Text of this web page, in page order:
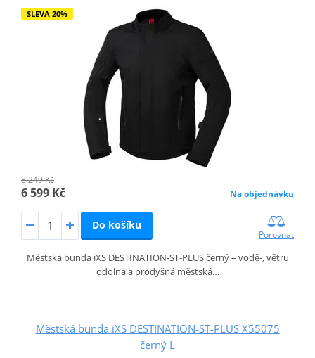
SLEVA 20%
8 249 Kč
6 599 Kč Na objednávku
Do košíku
Porovnat
Městská bunda iXS DESTINATION‑ST‑PLUS černý – vodě‑, větru
odolná a prodyšná městská…
Městská bunda iXS DESTINATION-ST-PLUS X55075
černý L